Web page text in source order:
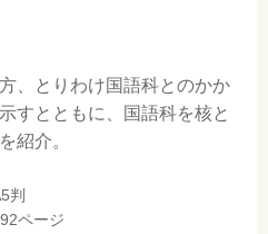
、とりわけ国語科とのかか
すとともに、国語科を核と
紹介。
判
ページ